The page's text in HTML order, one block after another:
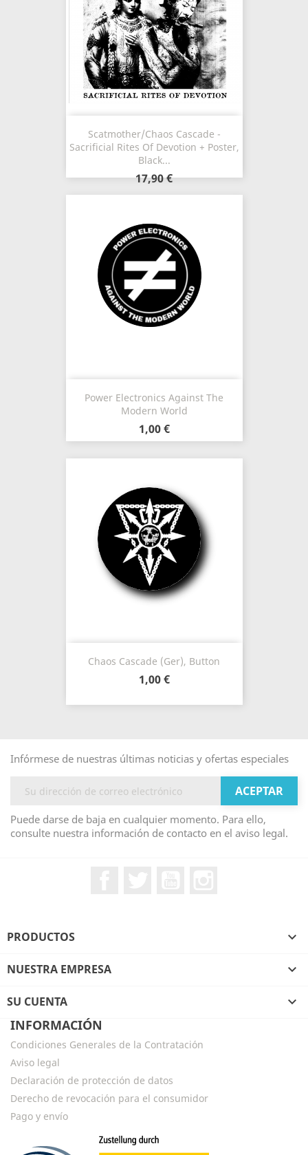
Scatmother/Chaos Cascade -
Sacrificial Rites Of Devotion + Poster,
Black...
17,90 €
Power Electronics Against The
Modern World
1,00 €
Chaos Cascade (Ger), Button
1,00 €
Infórmese de nuestras últimas noticias y ofertas especiales
Puede darse de baja en cualquier momento. Para ello,
consulte nuestra información de contacto en el aviso legal.
PRODUCTOS 
NUESTRA EMPRESA 
SU CUENTA

INFORMACIÓN
Condiciones Generales de la Contratación
Aviso legal
Declaración de protección de datos
Derecho de revocación para el consumidor
Pago y envío